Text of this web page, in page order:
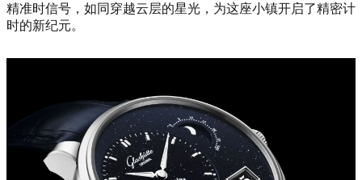
精准时信号，如同穿越云层的星光，为这座小镇开启了精密计
时的新纪元。